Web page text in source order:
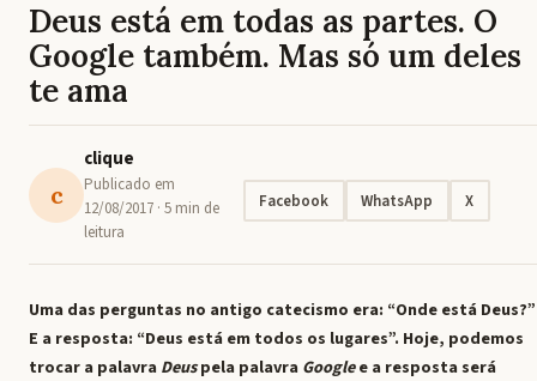
Deus está em todas as partes. O
Google também. Mas só um deles
te ama
c
clique
Publicado em
12/08/2017 · 5 min de
leitura
Facebook WhatsApp X
Uma das perguntas no antigo catecismo era: “Onde está Deus?”
E a resposta: “Deus está em todos os lugares”. Hoje, podemos
trocar a palavra Deuspela palavra Googlee a resposta será